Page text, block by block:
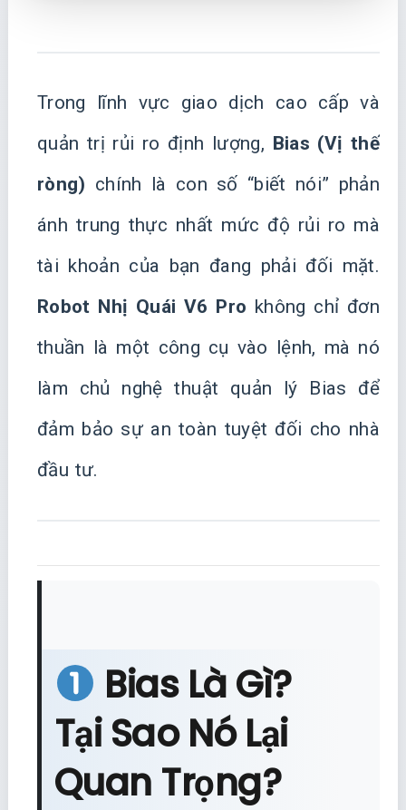
Trong lĩnh vực giao dịch cao cấp và
quản trị rủi ro định lượng, Bias (Vị thế
ròng) chính là con số “biết nói” phản
ánh trung thực nhất mức độ rủi ro mà
tài khoản của bạn đang phải đối mặt.
Robot Nhị Quái V6 Pro không chỉ đơn
thuần là một công cụ vào lệnh, mà nó
làm chủ nghệ thuật quản lý Bias để
đảm bảo sự an toàn tuyệt đối cho nhà
đầu tư.
Bias Là Gì?
Tại Sao Nó Lại
Quan Trọng?